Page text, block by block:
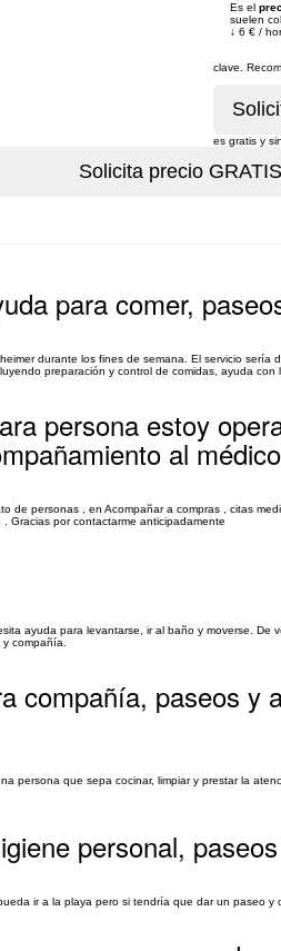
Es el
suelen
↓ 6 € /
clave.
es gratis y
para comer,
durante los fines de semana. El servicio
preparación y control de comidas, ayuda con
persona estoy
al
personas , en Acompañar a compras , citas
Gracias por contactarme anticipadamente
ayuda para levantarse, ir al baño y moverse. De
compañía.
compañía, paseos y
persona que sepa cocinar, limpiar y prestar la
personal,
ir a la playa pero si tendría que dar un paseo y